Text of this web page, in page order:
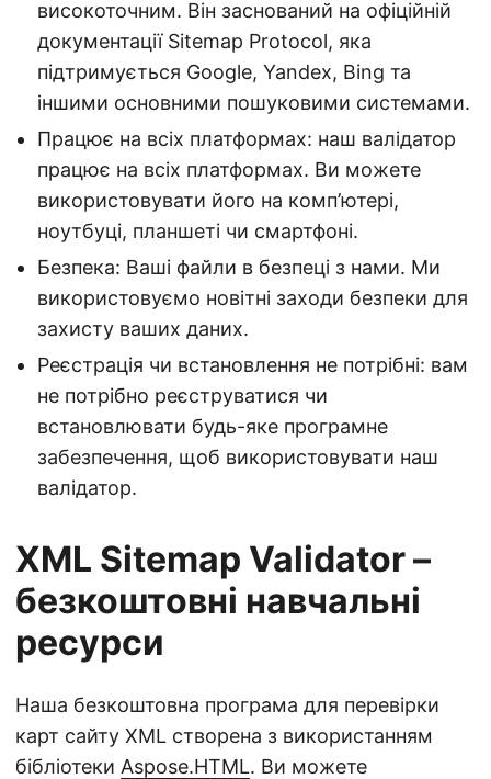
високоточним. Він заснований на офіційній
документації Sitemap Protocol, яка
підтримується Google, Yandex, Bing та
іншими основними пошуковими системами.
Працює на всіх платформах: наш валідатор
працює на всіх платформах. Ви можете
використовувати його на комп’ютері,
ноутбуці, планшеті чи смартфоні.
Безпека: Ваші файли в безпеці з нами. Ми
використовуємо новітні заходи безпеки для
захисту ваших даних.
Реєстрація чи встановлення не потрібні: вам
не потрібно реєструватися чи
встановлювати будь-яке програмне
забезпечення, щоб використовувати наш
валідатор.
XML Sitemap Validator –
безкоштовні навчальні
ресурси
Наша безкоштовна програма для перевірки
карт сайту XML створена з використанням
бібліотеки Aspose.HTML. Ви можете